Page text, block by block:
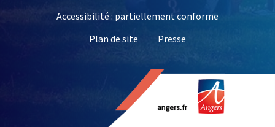
Accessibilité : partiellement conforme
Plan de site
Presse